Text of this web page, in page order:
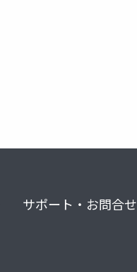
サポート・お問合せ